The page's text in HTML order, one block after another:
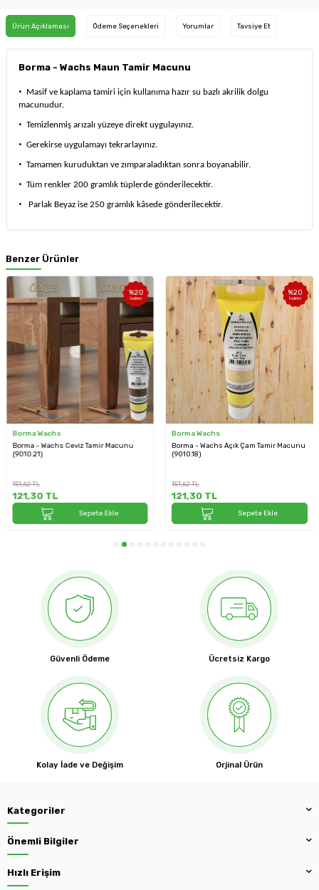
Ürün Açıklaması Ödeme Seçenekleri Yorumlar Tavsiye Et
Borma - Wachs Maun Tamir Macunu
·
Masif ve kaplama tamiri için kullanıma hazır su bazlı akrilik dolgu
macunudur.
· Temizlenmiş arızalı yüzeye direkt uygulayınız.
· Gerekirse uygulamayı tekrarlayınız.
· Tamamen kuruduktan ve zımparaladıktan sonra boyanabilir.
· Tüm renkler 200 gramlık tüplerde gönderilecektir.
· Parlak Beyaz ise 250 gramlık kâsede gönderilecektir.
Benzer Ürünler
%20
İndirim
Borma Wachs
Borma - Wachs Ceviz Tamir Macunu
(9010.21)
151,62TL
121,30TL
Sepete Ekle
%20
İndirim
Borma Wachs
Borma - Wachs Açık Çam Tamir Macunu
(9010.18)
151,62TL
121,30TL
Sepete Ekle
Güvenli Ödeme Ücretsiz Kargo
Kolay İade ve Değişim Orjinal Ürün
Kategoriler
Önemli Bilgiler
Hızlı Erişim